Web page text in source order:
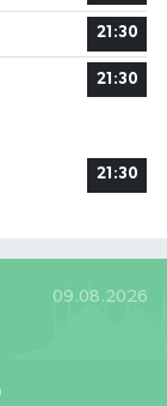
21:30
21:30
21:30
09.08.2026